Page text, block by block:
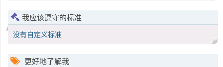
我应该遵守的标准
没有自定义标准
更好地了解我